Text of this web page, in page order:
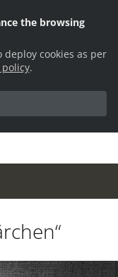
the browsing
cookies as per
.